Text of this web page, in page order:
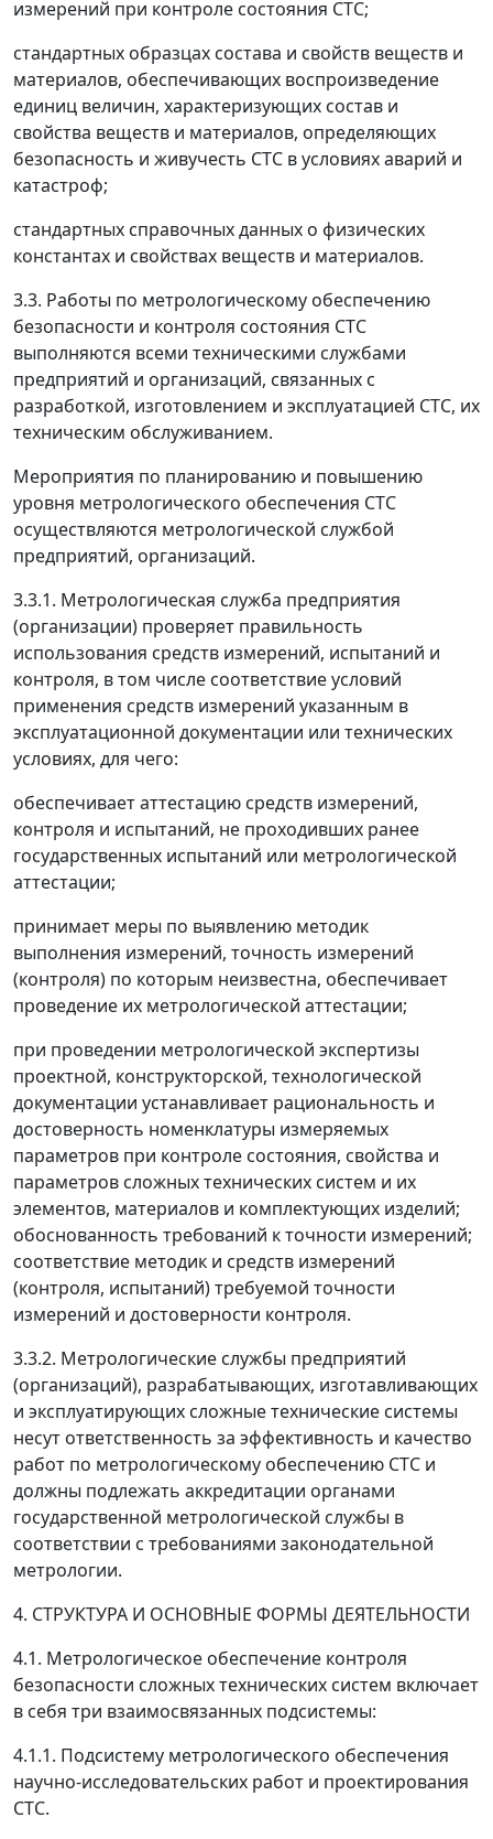
измерений при контроле состояния СТС;
стандартных образцах состава и свойств веществ и
материалов, обеспечивающих воспроизведение
единиц величин, характеризующих состав и
свойства веществ и материалов, определяющих
безопасность и живучесть СТС в условиях аварий и
катастроф;
стандартных справочных данных о физических
константах и свойствах веществ и материалов.
3.3. Работы по метрологическому обеспечению
безопасности и контроля состояния СТС
выполняются всеми техническими службами
предприятий и организаций, связанных с
разработкой, изготовлением и эксплуатацией СТС, их
техническим обслуживанием.
Мероприятия по планированию и повышению
уровня метрологического обеспечения СТС
осуществляются метрологической службой
предприятий, организаций.
3.3.1. Метрологическая служба предприятия
(организации) проверяет правильность
использования средств измерений, испытаний и
контроля, в том числе соответствие условий
применения средств измерений указанным в
эксплуатационной документации или технических
условиях, для чего:
обеспечивает аттестацию средств измерений,
контроля и испытаний, не проходивших ранее
государственных испытаний или метрологической
аттестации;
принимает меры по выявлению методик
выполнения измерений, точность измерений
(контроля) по которым неизвестна, обеспечивает
проведение их метрологической аттестации;
при проведении метрологической экспертизы
проектной, конструкторской, технологической
документации устанавливает рациональность и
достоверность номенклатуры измеряемых
параметров при контроле состояния, свойства и
параметров сложных технических систем и их
элементов, материалов и комплектующих изделий;
обоснованность требований к точности измерений;
соответствие методик и средств измерений
(контроля, испытаний) требуемой точности
измерений и достоверности контроля.
3.3.2. Метрологические службы предприятий
(организаций), разрабатывающих, изготавливающих
и эксплуатирующих сложные технические системы
несут ответственность за эффективность и качество
работ по метрологическому обеспечению СТС и
должны подлежать аккредитации органами
государственной метрологической службы в
соответствии с требованиями законодательной
метрологии.
4. СТРУКТУРА И ОСНОВНЫЕ ФОРМЫ ДЕЯТЕЛЬНОСТИ
4.1. Метрологическое обеспечение контроля
безопасности сложных технических систем включает
в себя три взаимосвязанных подсистемы:
4.1.1. Подсистему метрологического обеспечения
научно-исследовательских работ и проектирования
СТС.